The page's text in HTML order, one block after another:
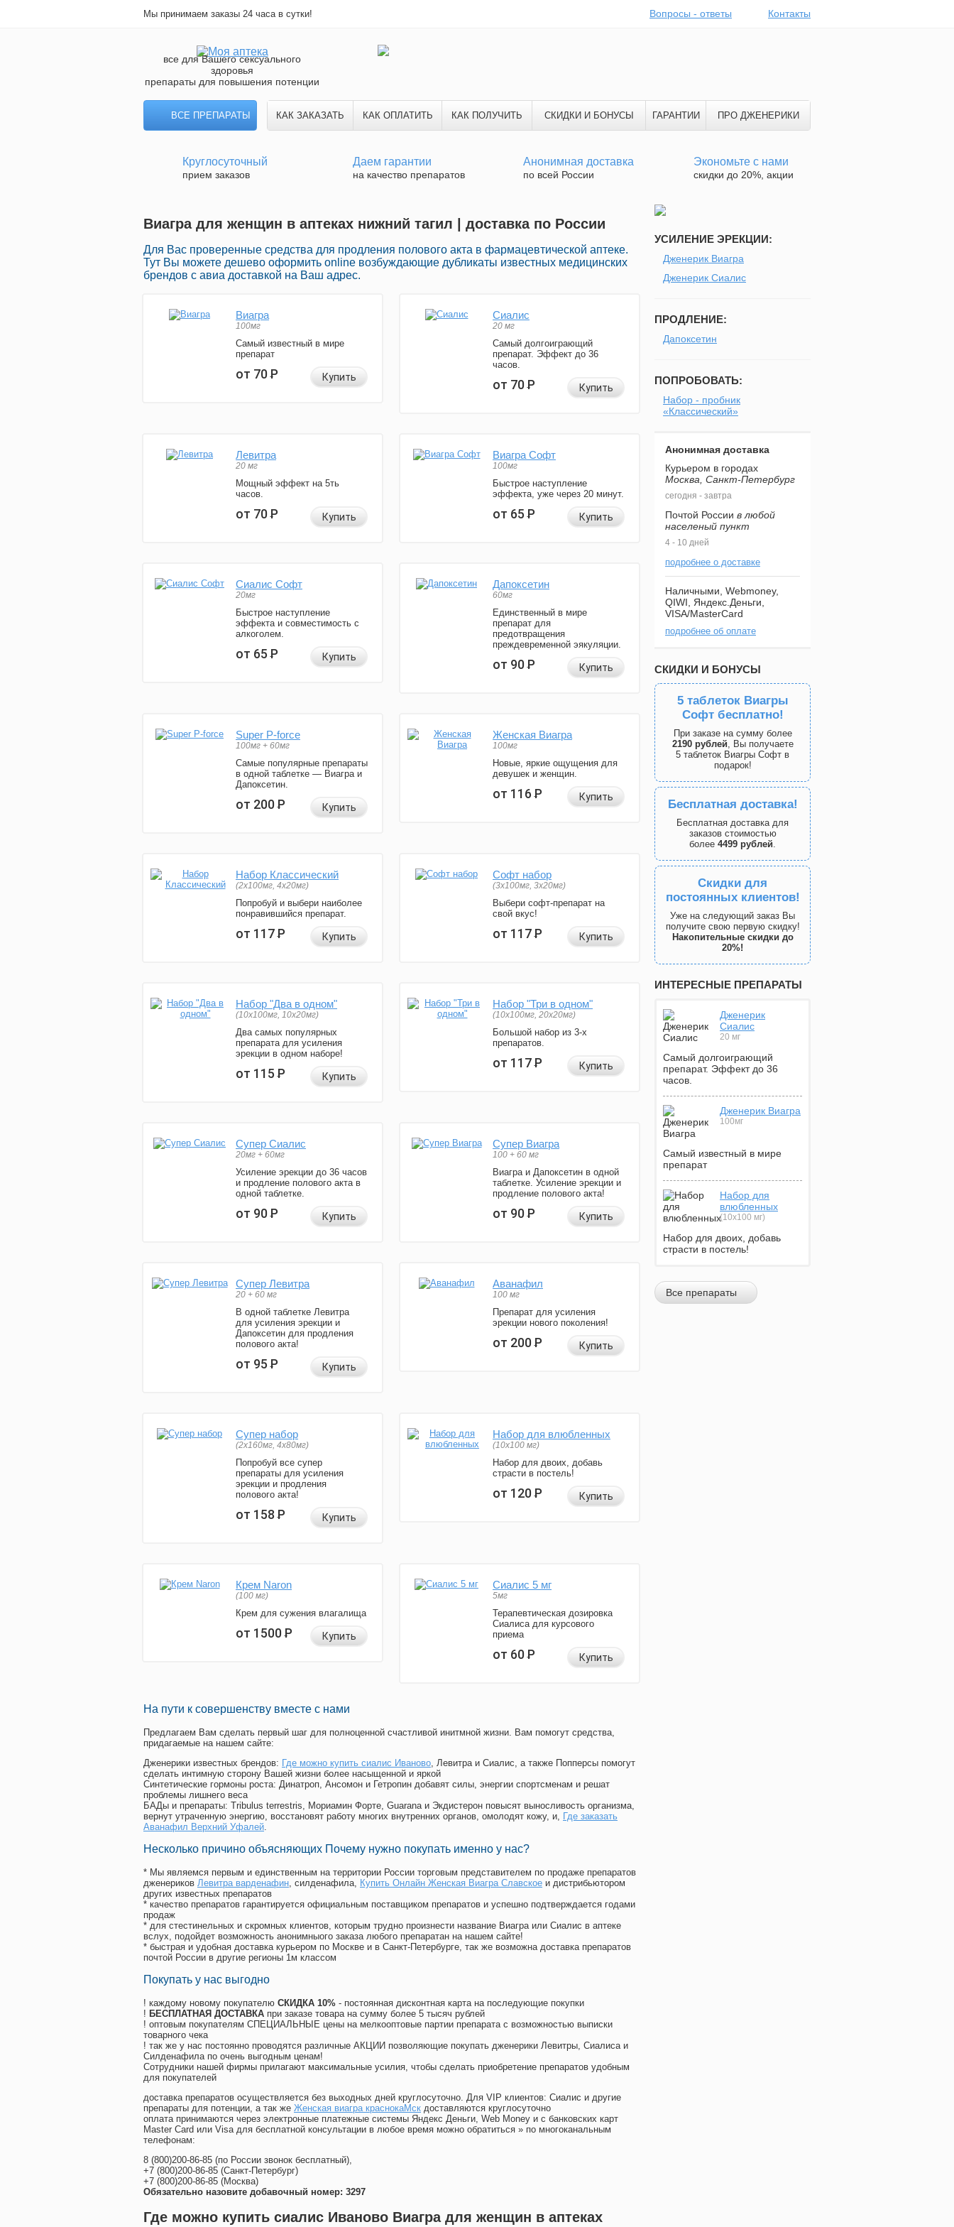
Мы принимаем заказы 24 часа в сутки! Вопросы - ответы Контакты
все для Вашего сексуального
здоровья
препараты для повышения потенции
ВСЕ ПРЕПАРАТЫ КАК ЗАКАЗАТЬ КАК ОПЛАТИТЬ КАК ПОЛУЧИТЬ СКИДКИ И БОНУСЫ ГАРАНТИИ ПРО ДЖЕНЕРИКИ
Круглосуточный
прием заказов
Даем гарантии
на качество препаратов
Анонимная доставка
по всей России
Экономьте с нами
скидки до 20%, акции
Виагра для женщин в аптеках нижний тагил | доставка по России
Для Вас проверенные средства для продления полового акта в фармацевтической аптеке.
Тут Вы можете дешево оформить online возбуждающие дубликаты известных медицинских
брендов с авиа доставкой на Ваш адрес.
Виагра
100мг
Самый известный в мире
препарат
от 70Р Купить
Сиалис
20 мг
Самый долгоиграющий
препарат. Эффект до 36
часов.
от 70Р Купить
Левитра
20 мг
Мощный эффект на 5ть
часов.
от 70Р Купить
Виагра Софт
100мг
Быстрое наступление
эффекта, уже через 20 минут.
от 65Р Купить
Сиалис Софт
20мг
Быстрое наступление
эффекта и совместимость с
алкоголем.
от 65Р Купить
Дапоксетин
60мг
Единственный в мире
препарат для
предотвращения
преждевременной эякуляции.
от 90Р Купить
Super P-force
100мг + 60мг
Самые популярные препараты
в одной таблетке — Виагра и
Дапоксетин.
от 200Р Купить
Женская Виагра
100мг
Новые, яркие ощущения для
девушек и женщин.
от 116Р Купить
Набор Классический
(2x100мг, 4x20мг)
Попробуй и выбери наиболее
понравившийся препарат.
от 117Р Купить
Софт набор
(3x100мг, 3x20мг)
Выбери софт-препарат на
свой вкус!
от 117Р Купить
Набор "Два в одном"
(10x100мг, 10x20мг)
Два самых популярных
препарата для усиления
эрекции в одном наборе!
от 115Р Купить
Набор "Три в одном"
(10x100мг, 20x20мг)
Большой набор из 3-х
препаратов.
от 117Р Купить
Супер Сиалис
20мг + 60мг
Усиление эрекции до 36 часов
и продление полового акта в
одной таблетке.
от 90Р Купить
Супер Виагра
100 + 60 мг
Виагра и Дапоксетин в одной
таблетке. Усиление эрекции и
продление полового акта!
от 90Р Купить
Супер Левитра
20 + 60 мг
В одной таблетке Левитра
для усиления эрекции и
Дапоксетин для продления
полового акта!
от 95Р Купить
Аванафил
100 мг
Препарат для усиления
эрекции нового поколения!
от 200Р Купить
Супер набор
(2х160мг, 4х80мг)
Попробуй все супер
препараты для усиления
эрекции и продления
полового акта!
от 158Р Купить
Набор для влюбленных
(10х100 мг)
Набор для двоих, добавь
страсти в постель!
от 120Р Купить
Крем Naron
(100 мг)
Крем для сужения влагалища
от 1500Р Купить
Сиалис 5 мг
5мг
Терапевтическая дозировка
Сиалиса для курсового
приема
от 60Р Купить
На пути к совершенству вместе с нами
Предлагаем Вам сделать первый шаг для полноценной счастливой инитмной жизни. Вам помогут средства,
придагаемые на нашем сайте:
Дженерики известных брендов: Где можно купить сиалис Иваново, Левитра и Сиалис, а также Попперсы помогут
сделать интимную сторону Вашей жизни более насыщенной и яркой
Синтетические гормоны роста: Динатроп, Ансомон и Гетропин добавят силы, энергии спортсменам и решат
проблемы лишнего веса
БАДы и препараты: Tribulus terrestris, Мориамин Форте, Guarana и Экдистерон повысят выносливость организма,
вернут утраченную энергию, восстановят работу многих внутренних органов, омолодят кожу, и, Где заказать
Аванафил Верхний Уфалей.
Несколько причино объясняющих Почему нужно покупать именно у нас?
* Мы являемся первым и единственным на территории России торговым представителем по продаже препаратов
дженериков Левитра варденафин, силденафила, Купить Онлайн Женская Виагра Славское и дистрибьютором
других известных препаратов
* качество препаратов гарантируется официальным поставщиком препаратов и успешно подтверждается годами
продаж
* для стестинельных и скромных клиентов, которым трудно произнести название Виагра или Сиалис в аптеке
вслух, подойдет возможность анонимныого заказа любого препаратан на нашем сайте!
* быстрая и удобная доставка курьером по Москве и в Санкт-Петербурге, так же возможна доставка препаратов
почтой России в другие регионы 1м классом
Покупать у нас выгодно
! каждому новому покупателю СКИДКА 10% - постоянная дисконтная карта на последующие покупки
! БЕСПЛАТНАЯ ДОСТАВКА при заказе товара на сумму более 5 тысяч рублей
! оптовым покупателям СПЕЦИАЛЬНЫЕ цены на мелкооптовые партии препарата с возможностью выписки
товарного чека
! так же у нас постоянно проводятся различные АКЦИИ позволяющие покупать дженерики Левитры, Сиалиса и
Силденафила по очень выгодным ценам!
Cотрудники нашей фирмы прилагают максимальные усилия, чтобы сделать приобретение препаратов удобным
для покупателей
доставка препаратов осуществляется без выходных дней круглосуточно. Для VIP клиентов: Сиалис и другие
препараты для потенции, а так же Женская виагра краснокаМск доставляются круглосуточно
оплата принимаются через электронные платежные системы Яндекс Деньги, Web Money и с банковских карт
Master Card или Visa для бесплатной консультации в любое время можно обратиться » по многоканальным
телефонам:
8 (800)200-86-85 (по России звонок бесплатный),
+7 (800)200-86-85 (Санкт-Петербург)
+7 (800)200-86-85 (Москва)
Обязательно назовите добавочный номер: 3297
Где можно купить сиалис Иваново Виагра для женщин в аптеках
УСИЛЕНИЕ ЭРЕКЦИИ:
Дженерик Виагра
Дженерик Сиалис
ПРОДЛЕНИЕ:
Дапоксетин
ПОПРОБОВАТЬ:
Набор - пробник
«Классический»
Анонимная доставка
Курьером в городах
Москва, Санкт-Петербург
сегодня - завтра
Почтой России в любой
населеный пункт
4 - 10 дней
подробнее о доставке
Наличными, Webmoney,
QIWI, Яндекс.Деньги,
VISA/MasterCard
подробнее об оплате
СКИДКИ И БОНУСЫ
5 таблеток Виагры
Софт бесплатно!
При заказе на сумму более
2190 рублей, Вы получаете
5 таблеток Виагры Софт в
подарок!
Бесплатная доставка!
Бесплатная доставка для
заказов стоимостью
более 4499 рублей.
Скидки для
постоянных клиентов!
Уже на следующий заказ Вы
получите свою первую скидку!
Накопительные скидки до
20%!
ИНТЕРЕСНЫЕ ПРЕПАРАТЫ
Дженерик
Сиалис
20 мг
Самый долгоиграющий
препарат. Эффект до 36
часов.
Дженерик Виагра
100мг
Самый известный в мире
препарат
Набор для
влюбленных
(10х100 мг)
Набор для двоих, добавь
страсти в постель!
Все препараты